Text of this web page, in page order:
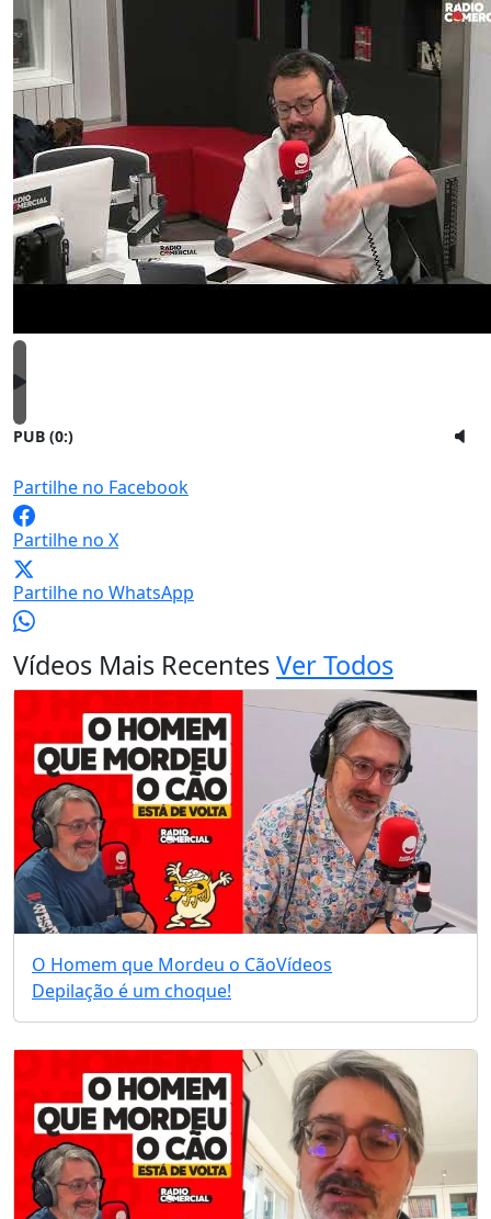
PUB (0:)
Partilhe no Facebook
Partilhe no X
Partilhe no WhatsApp
Vídeos Mais RecentesVer Todos
O Homem que Mordeu o CãoVídeos
Depilação é um choque!